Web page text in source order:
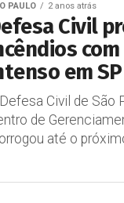
PAULO 2 anos atrás
Civil
em SP
Civil de São
de
até o